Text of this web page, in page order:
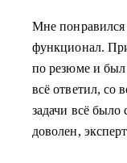
Мне понравился
функционал.
по резюме и был
всё ответил, со
задачи всё было
доволен,